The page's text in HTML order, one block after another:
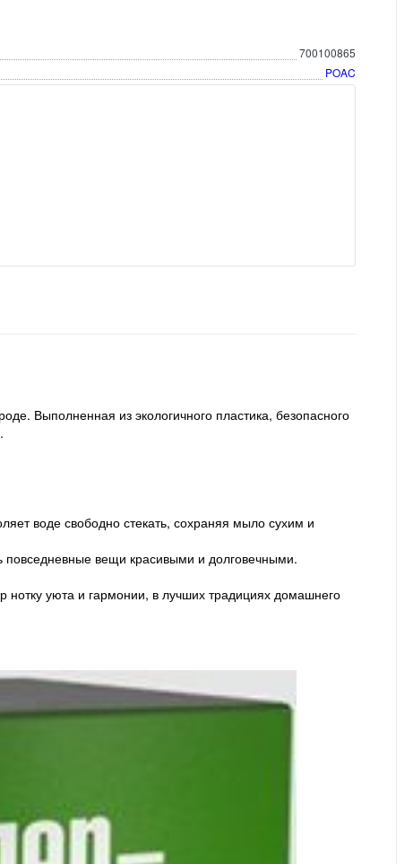
700100865
POAC
Выполненная из экологичного пластика, безопасного
воде свободно стекать, сохраняя мыло сухим и
повседневные вещи красивыми и долговечными.
уюта и гармонии, в лучших традициях домашнего